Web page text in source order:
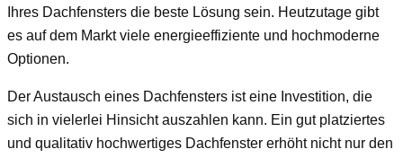
Ihres Dachfensters die beste Lösung sein. Heutzutage gibt
es auf dem Markt viele energieeffiziente und hochmoderne
Optionen.
Der Austausch eines Dachfensters ist eine Investition, die
sich in vielerlei Hinsicht auszahlen kann. Ein gut platziertes
und qualitativ hochwertiges Dachfenster erhöht nicht nur den